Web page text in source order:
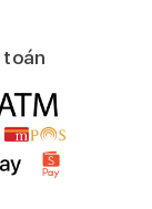
địnhGhi âm